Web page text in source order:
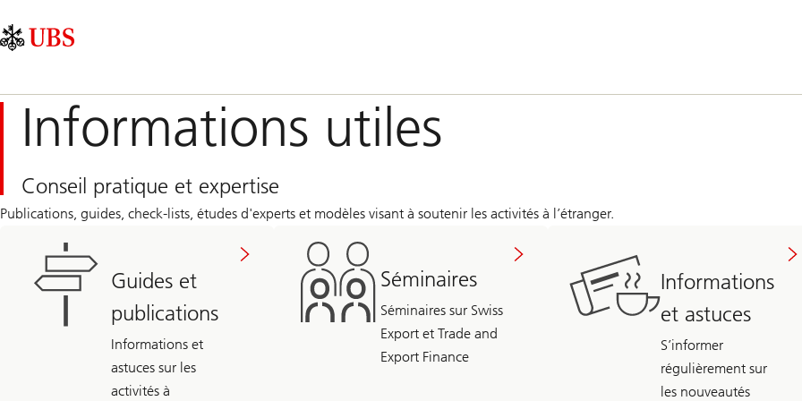
Area
principale
Informations utiles
Conseil pratique et expertise
Publications, guides, check-lists, études d'experts et modèles visant à soutenir les activités à l’étranger.
Guides et
publications
Informations et
astuces sur les
activités à
Séminaires
Séminaires sur Swiss
Export et Trade and
Export Finance
Informations
et astuces
S’informer
régulièrement sur
les nouveautés